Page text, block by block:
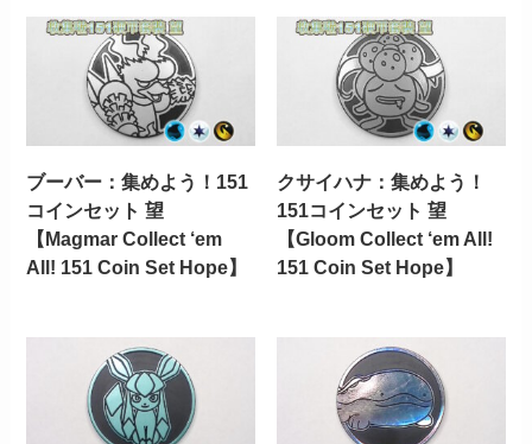
ブーバー：集めよう！151
コインセット 望
【Magmar Collect ‘em
All! 151 Coin Set Hope】
クサイハナ：集めよう！
151コインセット 望
【Gloom Collect ‘em All!
151 Coin Set Hope】